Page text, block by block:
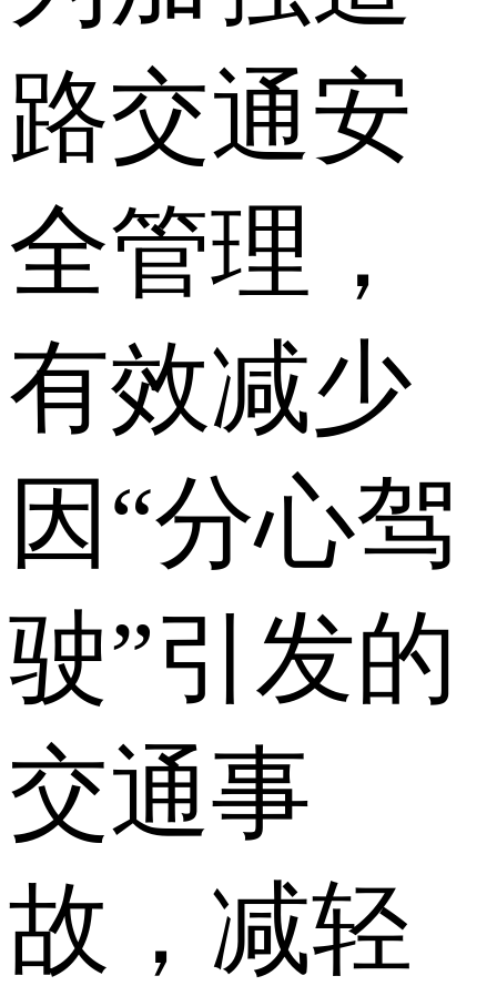
路交通安
全管理，
有效减少
因“分心驾
驶”引发的
交通事
故，减轻